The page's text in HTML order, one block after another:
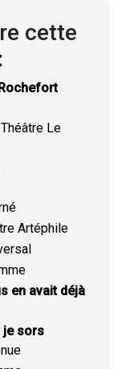
cette
Le
Artéphile
en avait déjà
je sors